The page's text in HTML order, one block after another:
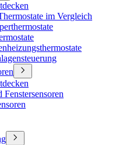
im Vergleich
Fenstersensoren